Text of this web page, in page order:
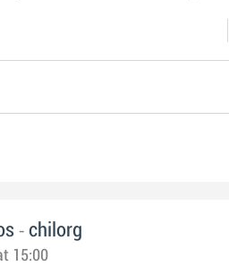
- chilorg
15:00